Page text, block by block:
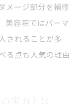
メージ部分を補修
美容院ではパーマ
されることが多
る点も人気の理由